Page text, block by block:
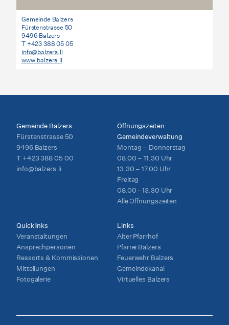
Gemeinde Balzers
Fürstenstrasse 50
9496 Balzers
T +423 388 05 05
info@balzers.li
www.balzers.li
Gemeinde Balzers
Fürstenstrasse 50
9496 Balzers
T +423 388 05 00
info@balzers.li
Öffnungszeiten
Gemeindeverwaltung
Montag – Donnerstag
08.00 – 11.30 Uhr
13.30 – 17.00 Uhr
Freitag
08.00 - 13.30 Uhr
Alle Öffnungszeiten
Quicklinks
Veranstaltungen
Ansprechpersonen
Ressorts & Kommissionen
Mitteilungen
Fotogalerie
Links
Alter Pfarrhof
Pfarrei Balzers
Feuerwehr Balzers
Gemeindekanal
Virtuelles Balzers